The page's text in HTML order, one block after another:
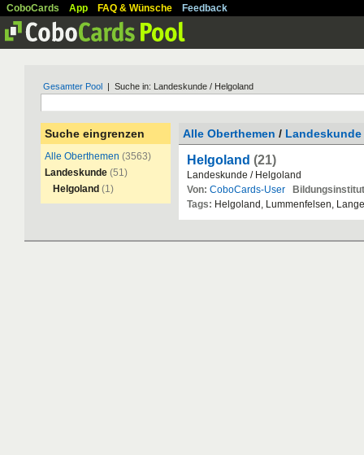
CoboCards App FAQ & Wünsche Feedback
Gesamter Pool | Suche in: Landeskunde / Helgoland
Suche eingrenzen
Alle Oberthemen (3563)
Landeskunde (51)
Helgoland (1)
Alle Oberthemen / Landeskunde
Helgoland (21)
Landeskunde / Helgoland
Von: CoboCards-User
Tags: Helgoland , Lummenfelsen, Lange